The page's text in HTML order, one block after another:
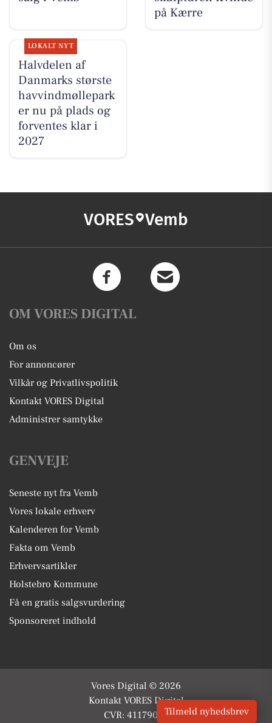
på Kærre
LOKALT NYT
Halvdelen af
Danmarks største
havvindmøllepark
er nu på plads og
forventes klar i
2027
VORES Vemb
OM VORES DIGITAL
Om os
For annoncører
Vilkår og Privatlivspolitik
Kontakt VORES Digital
Administrer samtykke
GENVEJE
Seneste nyt fra Vemb
Vores lokale erhverv
Kalenderen for Vemb
Fakta om Vemb
Erhvervsartikler
Holstebro Kommune
Få en gratis salgsvurdering
Sponsoreret indhold
Vores Digital © 2026
Kontakt VORES Digital
CVR: 41179082Tilmeld nyhedsbrev